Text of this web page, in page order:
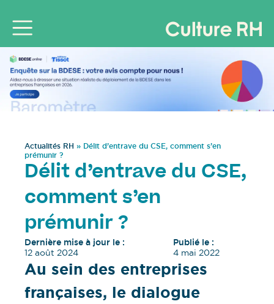
Actualités RH » Délit d’entrave du CSE, comment s’en
prémunir ?
Délit d’entrave du CSE,
comment s’en
prémunir ?
Dernière mise à jour le :
12 août 2024
Publié le :
4 mai 2022
Au sein des entreprises
françaises, le dialogue